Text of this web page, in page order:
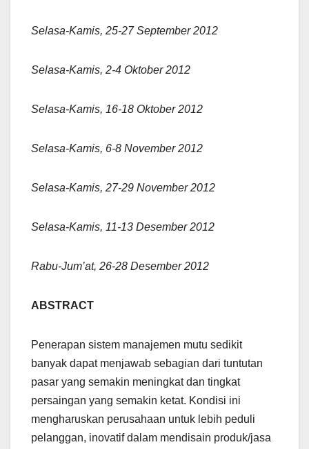
Selasa-Kamis, 25-27 September 2012
Selasa-Kamis, 2-4 Oktober 2012
Selasa-Kamis, 16-18 Oktober 2012
Selasa-Kamis, 6-8 November 2012
Selasa-Kamis, 27-29 November 2012
Selasa-Kamis, 11-13 Desember 2012
Rabu-Jum’at, 26-28 Desember 2012
ABSTRACT
Penerapan sistem manajemen mutu sedikit
banyak dapat menjawab sebagian dari tuntutan
pasar yang semakin meningkat dan tingkat
persaingan yang semakin ketat. Kondisi ini
mengharuskan perusahaan untuk lebih peduli
pelanggan, inovatif dalam mendisain produk/jasa